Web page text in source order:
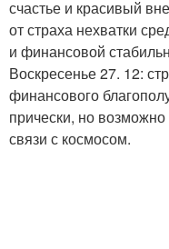
счастье и красивый
от страха нехватки
и финансовой
Воскресенье 27. 12:
финансового
прически, но
связи с космосом.